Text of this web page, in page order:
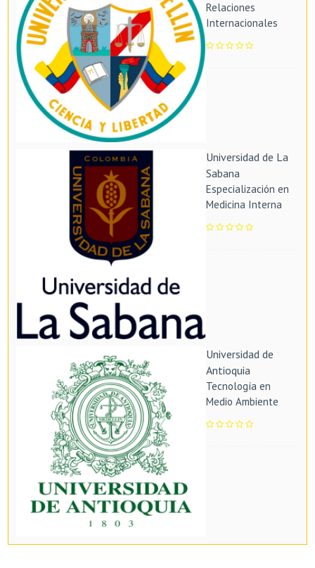
Relaciones
Internacionales
Universidad de La
Sabana
Especialización en
Medicina Interna
Universidad de
Antioquia
Tecnología en
Medio Ambiente